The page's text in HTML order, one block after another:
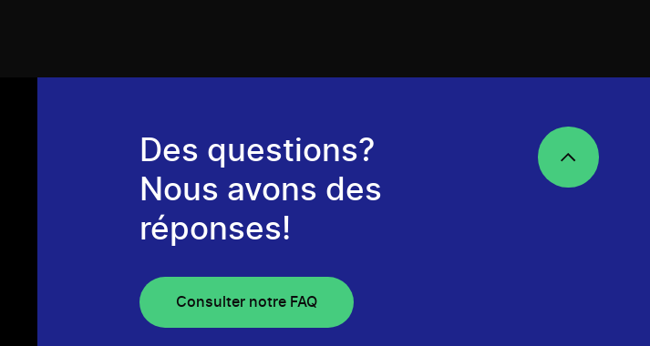
Des questions?
Nous avons des
réponses!
Consulter notre FAQ